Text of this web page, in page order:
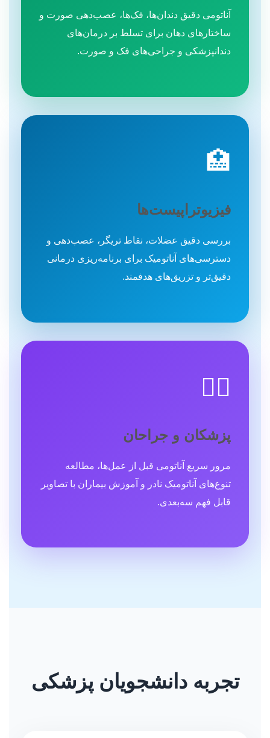
آناتومی دقیق دندان‌ها، فک‌ها، عصب‌دهی صورت و
ساختارهای دهان برای تسلط بر درمان‌های
دندانپزشکی و جراحی‌های فک و صورت.
🏥
فیزیوتراپیست‌ها
بررسی دقیق عضلات، نقاط تریگر، عصب‌دهی و
دسترسی‌های آناتومیک برای برنامه‌ریزی درمانی
دقیق‌تر و تزریق‌های هدفمند.
👨‍⚕️
پزشکان و جراحان
مرور سریع آناتومی قبل از عمل‌ها، مطالعه
تنوع‌های آناتومیک نادر و آموزش بیماران با تصاویر
قابل فهم سه‌بعدی.
تجربه دانشجویان پزشکی